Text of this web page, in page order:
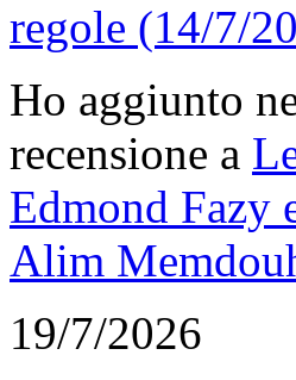
regole (14/7/
Ho aggiunto
recensione a
Edmond Fazy
Alim
19/7/2026